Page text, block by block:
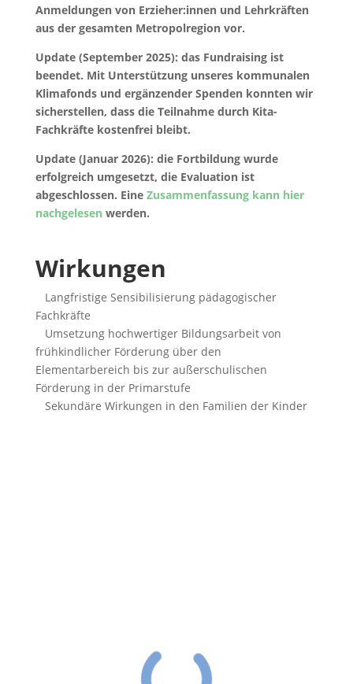
Anmeldungen von Erzieher:innen und Lehrkräften
aus der gesamten Metropolregion vor.
Update (September 2025): das Fundraising ist
beendet. Mit Unterstützung unseres kommunalen
Klimafonds und ergänzender Spenden konnten wir
sicherstellen, dass die Teilnahme durch Kita-
Fachkräfte kostenfrei bleibt.
Update (Januar 2026): die Fortbildung wurde
erfolgreich umgesetzt, die Evaluation ist
abgeschlossen. Eine Zusammenfassung kann hier
nachgelesen werden.
Wirkungen
Langfristige Sensibilisierung pädagogischer
Fachkräfte
Umsetzung hochwertiger Bildungsarbeit von
frühkindlicher Förderung über den
Elementarbereich bis zur außerschulischen
Förderung in der Primarstufe
Sekundäre Wirkungen in den Familien der Kinder